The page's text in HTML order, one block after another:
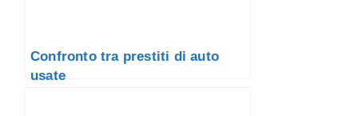
Confronto tra prestiti di auto
usate